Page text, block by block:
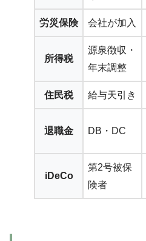
労災保険 会社が加入
所得税
源泉徴収・
年末調整
住民税 給与天引き
退職金 DB・DC
iDeCo
第2号被保
険者